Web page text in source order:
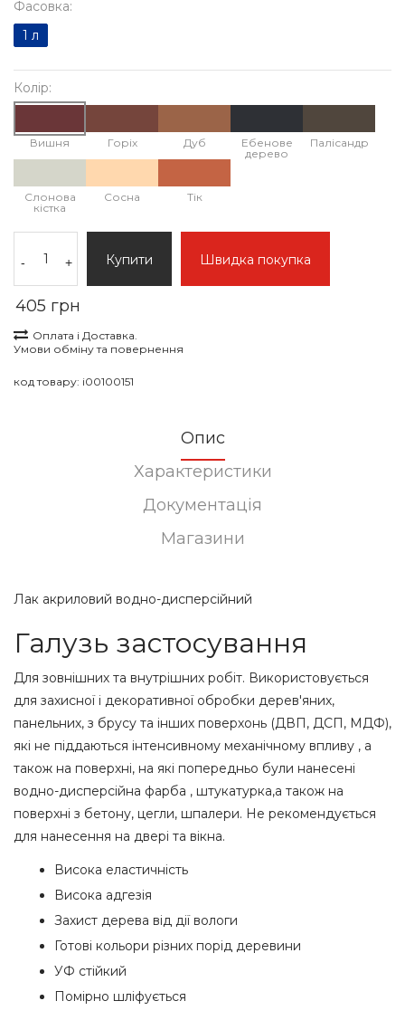
Фасовка:
1 л
Колір:
Вишня Горіх Дуб
Ебенове
дерево
Палісандр
Слонова
кістка
Сосна Тік
- + Купити Швидка покупка
405 грн
Оплата і Доставка.
Умови обміну та повернення
код товару: i00100151
Опис
Характеристики
Документація
Магазини
Лак акриловий водно-дисперсійний
Галузь застосування
Для зовнішних та внутрішних робіт. Використовується
для захисної і декоративної обробки дерев'яних,
панельних, з брусу та інших поверхонь (ДВП, ДСП, МДФ),
які не піддаються інтенсивному механічному впливу , а
також на поверхні, на які попередньо були нанесені
водно-дисперсійна фарба , штукатурка,а також на
поверхні з бетону, цегли, шпалери. Не рекомендується
для нанесення на двері та вікна.
Висока еластичність
Висока адгезія
Захист дерева від дії вологи
Готові кольори різних порід деревини
УФ стійкий
Помірно шліфується